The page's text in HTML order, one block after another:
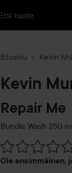
Etusivu Kevin
Kevin
Repair Me
Bundle Wash 250
Ole ensimmäinen,
Siirtyä jhk Arvosana